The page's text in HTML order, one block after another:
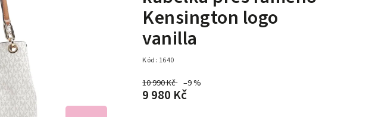
Kensington logo
vanilla
Kód: 1640
10 990 Kč –9 %
9 980 Kč